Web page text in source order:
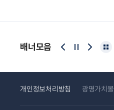
배너모음
개인정보처리방침 광명가치몰